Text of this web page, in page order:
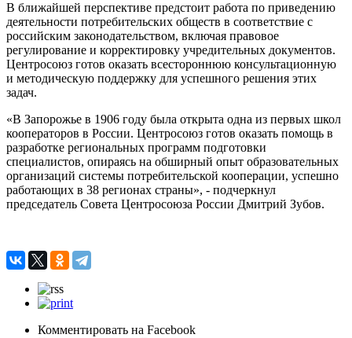
В ближайшей перспективе предстоит работа по приведению
деятельности потребительских обществ в соответствие с
российским законодательством, включая правовое
регулирование и корректировку учредительных документов.
Центросоюз готов оказать всестороннюю консультационную
и методическую поддержку для успешного решения этих
задач.
«В Запорожье в 1906 году была открыта одна из первых школ
кооператоров в России. Центросоюз готов оказать помощь в
разработке региональных программ подготовки
специалистов, опираясь на обширный опыт образовательных
организаций системы потребительской кооперации, успешно
работающих в 38 регионах страны», - подчеркнул
председатель Совета Центросоюза России Дмитрий Зубов.
Комментировать на Facebook